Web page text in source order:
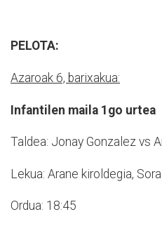
PELOTA:
Azaroak 6, barixakua:
Infantilen maila 1go urtea
Taldea: Jonay Gonzalez vs
Lekua: Arane kiroldegia,
Ordua: 18:45